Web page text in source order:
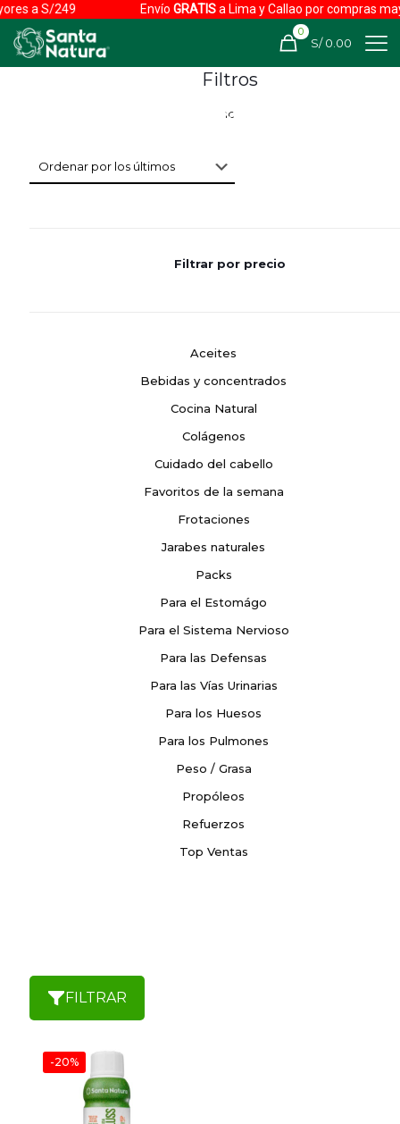
a S/249 EnvíoGRATISa Lima y Callao por compras
0
S/ 0.00
FILTRAR
-20%
Filtros
Filtrar por precio
Aceites
Bebidas y concentrados
Cocina Natural
Colágenos
Cuidado del cabello
Favoritos de la semana
Frotaciones
Jarabes naturales
Packs
Para el Estomágo
Para el Sistema Nervioso
Para las Defensas
Para las Vías Urinarias
Para los Huesos
Para los Pulmones
Peso / Grasa
Propóleos
Refuerzos
Top Ventas